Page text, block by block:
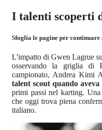
I talenti scoperti
Sfoglia le pagine per continuare
L'impatto di Gwen Lagrue
osservando la griglia di
campionato, Andrea Kimi
talent scout quando
primi passi nel karting.
che oggi trova piena
italiano.